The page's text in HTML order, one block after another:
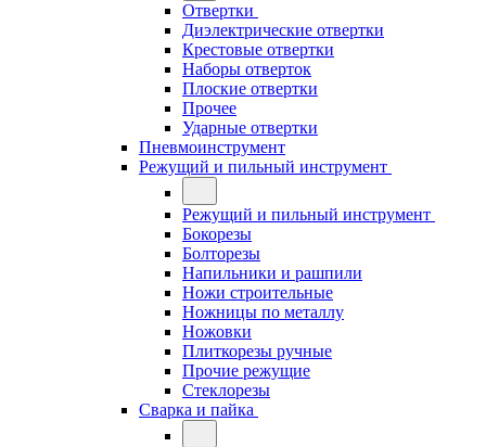
Отвертки
Диэлектрические отвертки
Крестовые отвертки
Наборы отверток
Плоские отвертки
Прочее
Ударные отвертки
Пневмоинструмент
Режущий и пильный инструмент
Режущий и пильный инструмент
Бокорезы
Болторезы
Напильники и рашпили
Ножи строительные
Ножницы по металлу
Ножовки
Плиткорезы ручные
Прочие режущие
Стеклорезы
Сварка и пайка